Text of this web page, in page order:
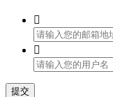


提交